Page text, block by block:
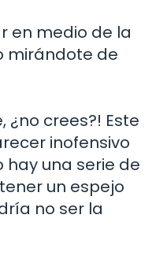
en medio de la
mirándote de
¿no crees?! Este
inofensivo
una serie de
un espejo
no ser la